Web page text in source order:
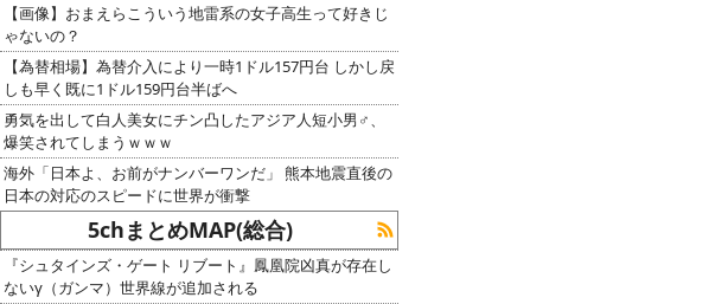
【画像】おまえらこういう地雷系の女子高生って好きじ
ゃないの？
【為替相場】為替介入により一時1ドル157円台 しかし戻
しも早く既に1ドル159円台半ばへ
勇気を出して白人美女にチン凸したアジア人短小男♂、
爆笑されてしまうｗｗｗ
海外「日本よ、お前がナンバーワンだ」 熊本地震直後の
日本の対応のスピードに世界が衝撃
5chまとめMAP(総合)
『シュタインズ・ゲート リブート』鳳凰院凶真が存在し
ないγ（ガンマ）世界線が追加される